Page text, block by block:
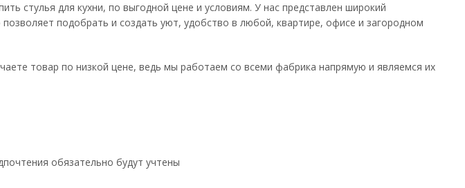
стулья для кухни, по выгодной цене и условиям. У нас представлен широкий
подобрать и создать уют, удобство в любой, квартире, офисе и загородном
товар по низкой цене, ведь мы работаем со всеми фабрика напрямую и являемся их
обязательно будут учтены